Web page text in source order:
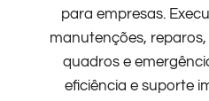
para empresas.
manutenções,
quadros e
eficiência e suporte